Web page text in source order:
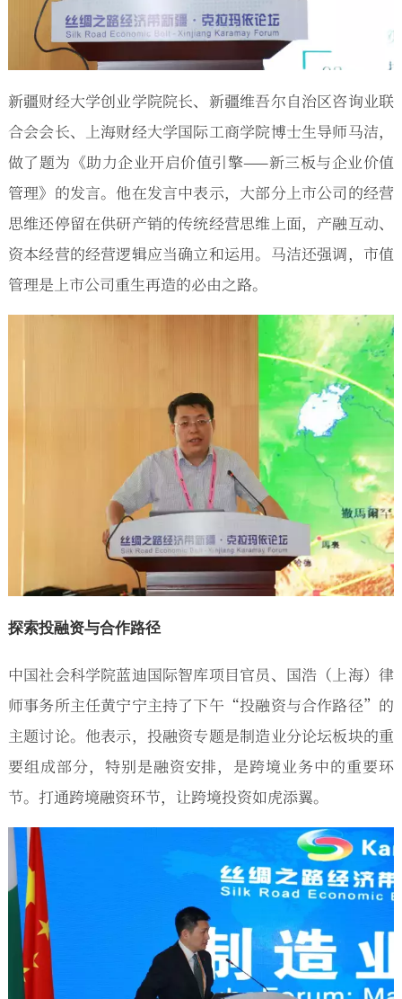
新疆财经大学创业学院院长、新疆维吾尔自治区咨询业联
合会会长、上海财经大学国际工商学院博士生导师马洁，
做了题为《助力企业开启价值引擎——新三板与企业价值
管理》的发言。他在发言中表示，大部分上市公司的经营
思维还停留在供研产销的传统经营思维上面，产融互动、
资本经营的经营逻辑应当确立和运用。马洁还强调，市值
管理是上市公司重生再造的必由之路。
探索投融资与合作路径
中国社会科学院蓝迪国际智库项目官员、国浩（上海）律
师事务所主任黄宁宁主持了下午“投融资与合作路径”的
主题讨论。他表示，投融资专题是制造业分论坛板块的重
要组成部分，特别是融资安排，是跨境业务中的重要环
节。打通跨境融资环节，让跨境投资如虎添翼。